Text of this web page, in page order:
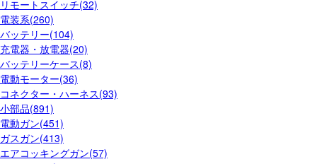
リモートスイッチ(32)
電装系(260)
バッテリー(104)
充電器・放電器(20)
バッテリーケース(8)
電動モーター(36)
コネクター・ハーネス(93)
小部品(891)
電動ガン(451)
ガスガン(413)
エアコッキングガン(57)